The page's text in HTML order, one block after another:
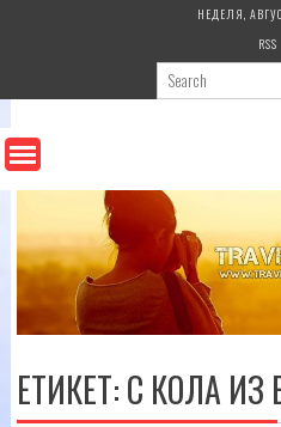
НЕДЕЛЯ,
RSS
ЕТИКЕТ:С КОЛА ИЗ